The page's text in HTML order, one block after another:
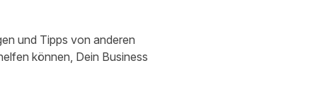
und Tipps von anderen
können, Dein Business